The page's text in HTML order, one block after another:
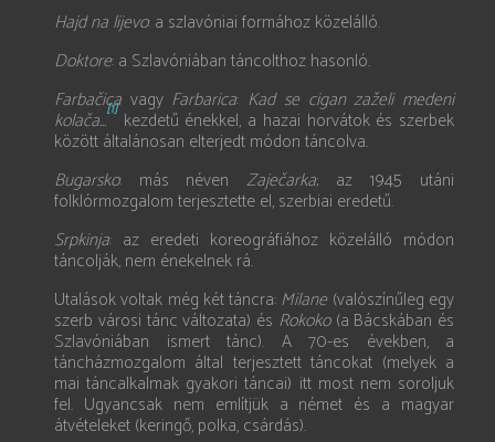
Hajd na lijevo: a szlavóniai formához közelálló.
Doktore: a Szlavóniában táncolthoz hasonló.
Farbačica vagyFarbarica: Kad se cigan zaželi medeni
kolača...[1] kezdetű énekkel, a hazai horvátok és szerbek
között általánosan elterjedt módon táncolva.
Bugarsko: más néven Zaječarka; az 1945 utáni
folklórmozgalom terjesztette el, szerbiai eredetű.
Srpkinja: az eredeti koreográfiához közelálló módon
táncolják, nem énekelnek rá.
Utalások voltak még két táncra:Milane (valószínűleg egy
szerb városi tánc változata) és Rokoko(a Bácskában és
Szlavóniában ismert tánc). A 70-es években, a
táncházmozgalom által terjesztett táncokat (melyek a
mai táncalkalmak gyakori táncai) itt most nem soroljuk
fel. Ugyan­csak nem említjük a német és a magyar
átvételeket (keringő, polka, csárdás).